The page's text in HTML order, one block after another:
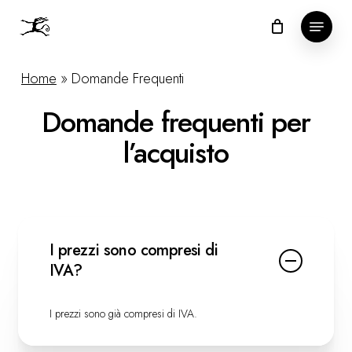
content
Menu
Home » Domande Frequenti
Domande frequenti per
l’acquisto
I prezzi sono compresi di
IVA?
I prezzi sono già compresi di IVA.